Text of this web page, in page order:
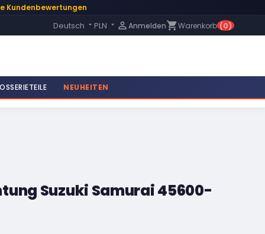
Kundenbewertungen
Language:
Deutsch  PLN  Anmeldenshopping_cartWarenkorb (0)
NEUHEITEN
Suzuki Samurai 45600-